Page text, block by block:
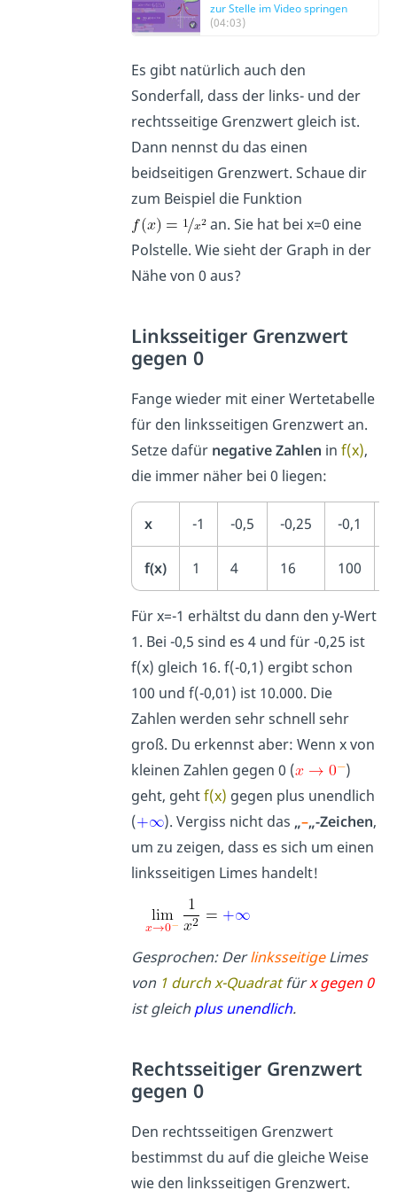
zur Stelle im Video springen
(04:03)
Es gibt natürlich auch den
Sonderfall, dass der links- und der
rechtsseitige Grenzwert gleich ist.
Dann nennst du das einen
beidseitigen Grenzwert. Schaue dir
zum Beispiel die Funktion
an. Sie hat bei x=0 eine
Polstelle. Wie sieht der Graph in der
Nähe von 0 aus?
Linksseitiger Grenzwert
gegen 0
Fange wieder mit einer Wertetabelle
für den linksseitigen Grenzwert an.
Setze dafür negative Zahlen inf(x),
die immer näher bei 0 liegen:
x -1 -0,5 -0,25 -0,1
f(x) 1 4 16 100
Für x=-1 erhältst du dann den y-Wert
1. Bei -0,5 sind es 4 und für -0,25 ist
f(x) gleich 16. f(-0,1) ergibt schon
100 und f(-0,01) ist 10.000. Die
Zahlen werden sehr schnell sehr
groß. Du erkennst aber: Wenn x von
kleinen Zahlen gegen 0 (
)
geht, gehtf(x) gegen plus unendlich
(
). Vergiss nicht das „–„-Zeichen,
um zu zeigen, dass es sich um einen
linksseitigen Limes handelt!
Gesprochen: DerlinksseitigeLimes
von 1 durch x-Quadratfürx gegen 0
ist gleichplus unendlich.
Rechtsseitiger Grenzwert
gegen 0
Den rechtsseitigen Grenzwert
bestimmst du auf die gleiche Weise
wie den linksseitigen Grenzwert.